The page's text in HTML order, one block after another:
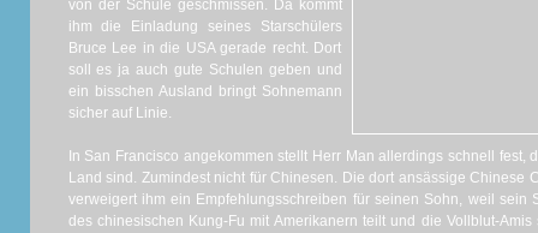
von der Schule geschmissen. Da kommt
ihm die Einladung seines Starschülers
Bruce Lee in die USA gerade recht. Dort
soll es ja auch gute Schulen geben und
ein bisschen Ausland bringt Sohnemann
sicher auf Linie.
In San Francisco angekommen stellt Herr Man allerdings schnell fest,
Land sind. Zumindest nicht für Chinesen. Die dort ansässige Chinese
verweigert ihm ein Empfehlungsschreiben für seinen Sohn, weil sein
des chinesischen Kung-Fu mit Amerikanern teilt und die Vollblut-